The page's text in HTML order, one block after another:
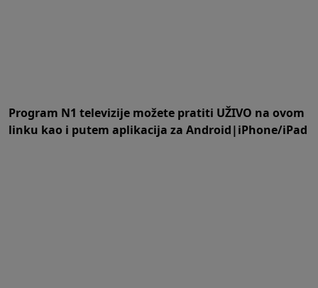
Program N1 televizije možete pratiti UŽIVO na ovom
linku kao i putem aplikacija za Android|iPhone/iPad